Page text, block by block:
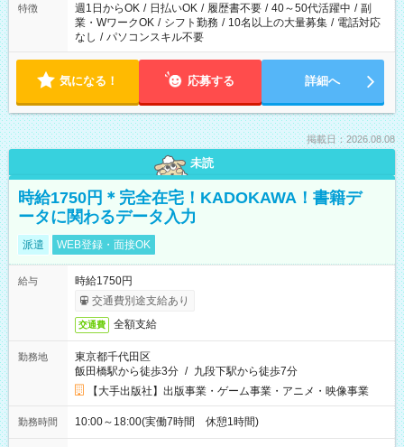
特徴 週1日からOK / 日払いOK / 履歴書不要 / 40～50代活躍中 / 副
業・WワークOK / シフト勤務 / 10名以上の大量募集 / 電話対応
なし / パソコンスキル不要
気になる！ 応募する 詳細へ
掲載日：2026.08.08
未読
時給1750円＊完全在宅！KADOKAWA！書籍デ
ータに関わるデータ入力
派遣 WEB登録・面接OK
給与
時給1750円
交通費別途支給あり
交通費 全額支給
勤務地
東京都千代田区
飯田橋駅から徒歩3分 / 九段下駅から徒歩7分
【大手出版社】出版事業・ゲーム事業・アニメ・映像事業
勤務時間 10:00～18:00(実働7時間 休憩1時間)